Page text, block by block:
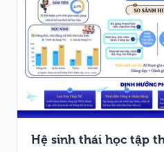
Hệ sinh thái học tập